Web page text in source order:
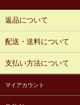
返品について
配送・送料について
支払い方法について
マイアカウント